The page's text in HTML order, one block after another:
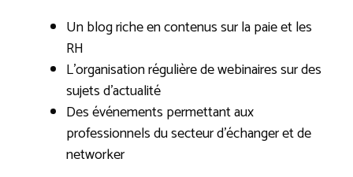
Un blog riche en contenus sur la paie et les
RH
L’organisation régulière de webinaires sur des
sujets d’actualité
Des événements permettant aux
professionnels du secteur d’échanger et de
networker